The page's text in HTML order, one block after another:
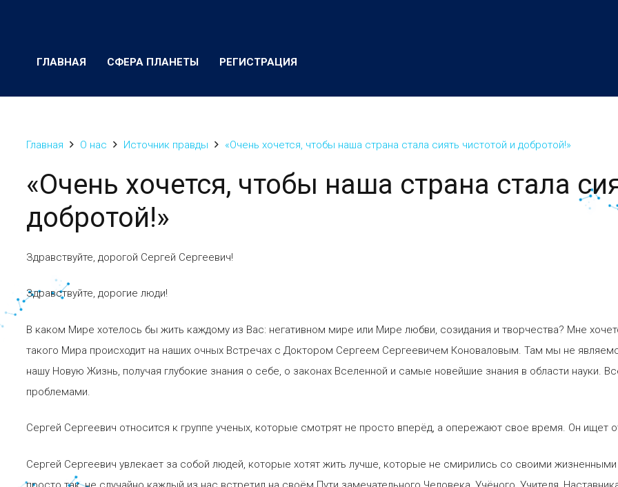
ГЛАВНАЯ СФЕРА ПЛАНЕТЫ РЕГИСТРАЦИЯ
Главная О нас Источник правды «Очень хочется, чтобы наша страна стала сиять чистотой и добротой!»
«Очень хочется, чтобы наша страна стала
добротой!»
Здравствуйте, дорогой Сергей Сергеевич!
Здравствуйте, дорогие люди!
В каком Мире хотелось бы жить каждому из Вас: негативном мире или Мире любви, созидания и творчества? Мне
такого Мира происходит на наших очных Встречах с Доктором Сергеем Сергеевичем Коноваловым. Там мы не
нашу Новую Жизнь, получая глубокие знания о себе, о законах Вселенной и самые новейшие знания в области науки.
проблемами.
Сергей Сергеевич относится к группе ученых, которые смотрят не просто вперёд, а опережают свое время. Он ищет
Сергей Сергеевич увлекает за собой людей, которые хотят жить лучше, которые не смирились со своими